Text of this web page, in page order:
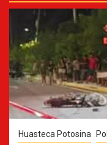
Huasteca Potosina